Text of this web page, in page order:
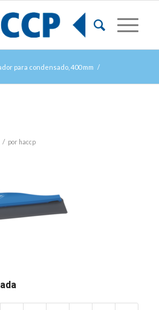
para condensado, 400 mm /
/ por haccp